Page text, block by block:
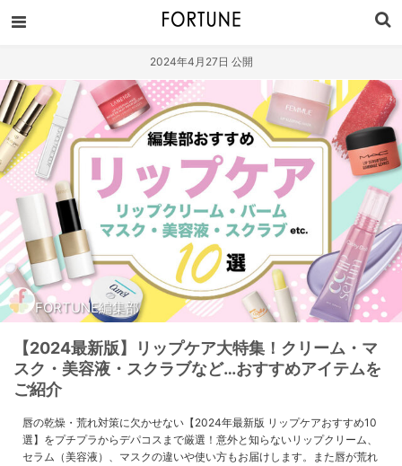
2024年4月27日 公開
FORTUNE編集部
【2024最新版】リップケア大特集！クリーム・マ
スク・美容液・スクラブなど…おすすめアイテムを
ご紹介
唇の乾燥・荒れ対策に欠かせない【2024年最新版 リップケアおすすめ10
選】をプチプラからデパコスまで厳選！意外と知らないリップクリーム、
セラム（美容液）、マスクの違いや使い方もお届けします。また唇が荒れ